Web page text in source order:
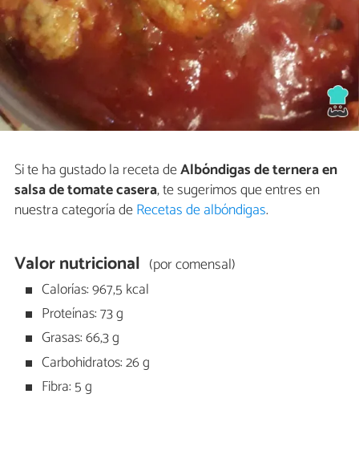
Si te ha gustado la receta deAlbóndigas de ternera en
salsa de tomate casera, te sugerimos que entres en
nuestra categoría deRecetas de albóndigas.
Valor nutricional (por comensal)
Calorías: 967,5 kcal
Proteínas: 73 g
Grasas: 66,3 g
Carbohidratos: 26 g
Fibra: 5 g